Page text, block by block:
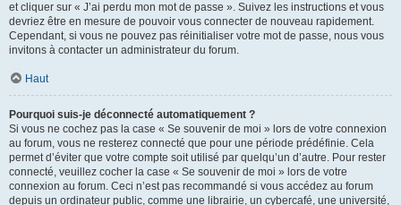
et cliquer sur « J’ai perdu mon mot de passe ». Suivez les instructions et vous
devriez être en mesure de pouvoir vous connecter de nouveau rapidement.
Cependant, si vous ne pouvez pas réinitialiser votre mot de passe, nous vous
invitons à contacter un administrateur du forum.
Haut
Pourquoi suis-je déconnecté automatiquement ?
Si vous ne cochez pas la case « Se souvenir de moi » lors de votre connexion
au forum, vous ne resterez connecté que pour une période prédéfinie. Cela
permet d’éviter que votre compte soit utilisé par quelqu’un d’autre. Pour rester
connecté, veuillez cocher la case « Se souvenir de moi » lors de votre
connexion au forum. Ceci n’est pas recommandé si vous accédez au forum
depuis un ordinateur public, comme une librairie, un cybercafé, une université,